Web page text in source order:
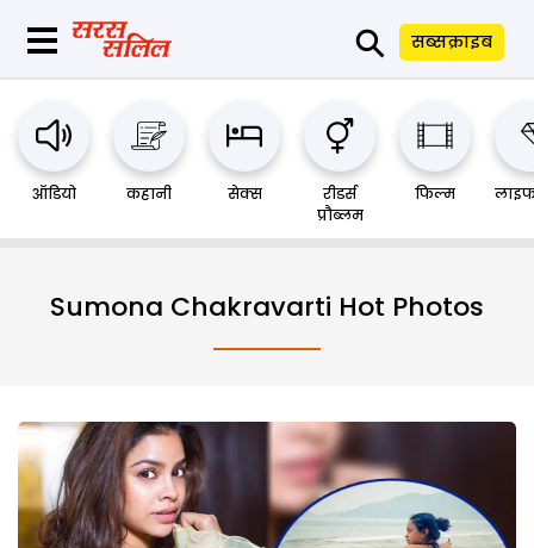
⚲ सब्सक्राइब
ऑडियो कहानी सेक्स
रीडर्स
प्रौब्लम
फिल्म
Sumona Chakravarti Hot Photos